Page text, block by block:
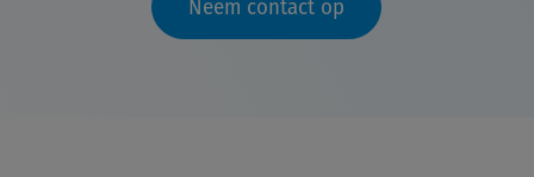
Neem contact op